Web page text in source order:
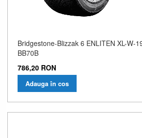
Bridgestone-Blizzak 6 ENLITEN XL-W-
BB70B
786,20 RON
Adauga în cos